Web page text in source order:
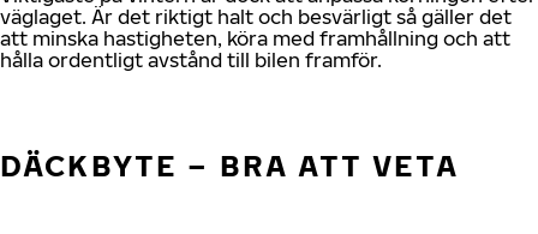
väglaget. Är det riktigt halt och besvärligt så gäller det
att minska hastigheten, köra med framhållning och att
hålla ordentligt avstånd till bilen framför.
DÄCKBYTE – BRA ATT VETA